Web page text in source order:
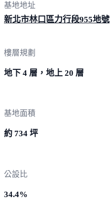
基地地址
新北市林口區力行段955地號
樓層規劃
地下 4 層，地上 20 層
基地面積
約 734 坪
公設比
34.4%